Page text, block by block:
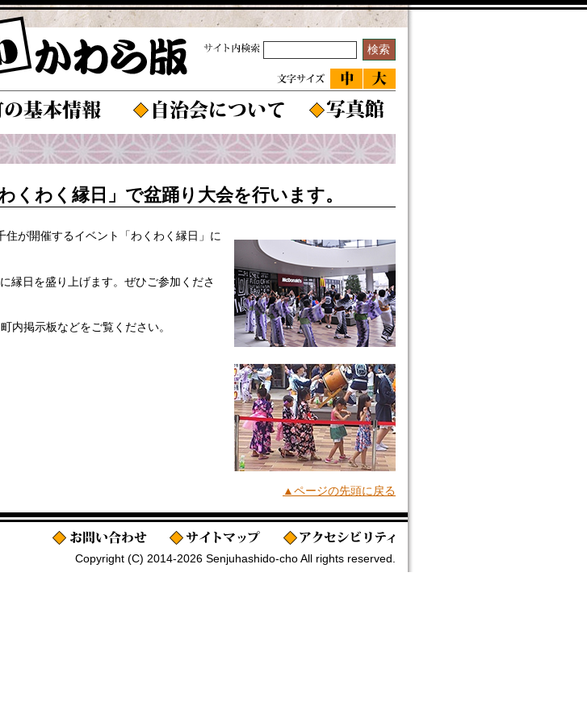
くわく縁日」で盆踊り大会を行います。
住が開催するイベント「わくわく縁日」に
縁日を盛り上げます。ぜひご参加くださ
町内掲示板などをご覧ください。
▲ページの先頭に戻る
Copyright (C) 2014-2026 Senjuhashido-cho All rights reserved.